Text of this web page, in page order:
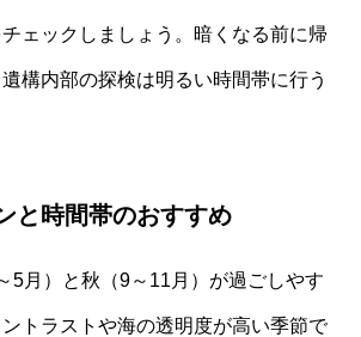
ェックしましょう。暗くなる前に帰
構内部の探検は明るい時間帯に行う
と時間帯のおすすめ
5月）と秋（9～11月）が過ごしやす
トラストや海の透明度が高い季節で